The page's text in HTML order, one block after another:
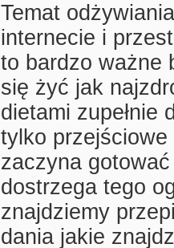
Temat
internecie i
to bardzo ważne
się żyć jak
dietami zupełnie
tylko
zaczyna
dostrzega tego
znajdziemy
dania jakie